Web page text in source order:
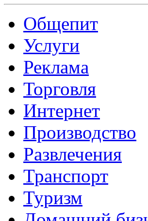
Общепит
Услуги
Реклама
Торговля
Интернет
Производство
Развлечения
Транспорт
Туризм